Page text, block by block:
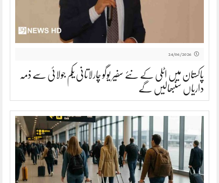
24/06/2026
پاکستان میں اٹلی کے نئے سفیر یوگو چارلاتانی یکم جولائی سے ذمہ
داریاں سنبھالیں گے